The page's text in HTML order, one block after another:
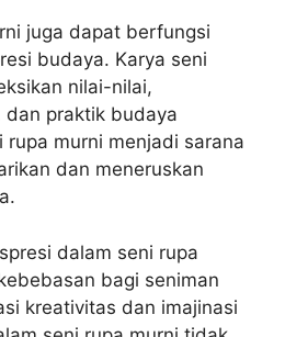
juga dapat berfungsi
budaya. Karya seni
nilai-nilai,
dan praktik budaya
rupa murni menjadi sarana
dan meneruskan
dalam seni rupa
bagi seniman
kreativitas dan imajinasi